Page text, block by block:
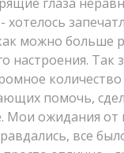
глаза
хотелось
можно больше
настроения. Так
помочь,
Мои ожидания от
все